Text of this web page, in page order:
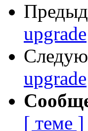
upgrade
upgrade
[ теме ]